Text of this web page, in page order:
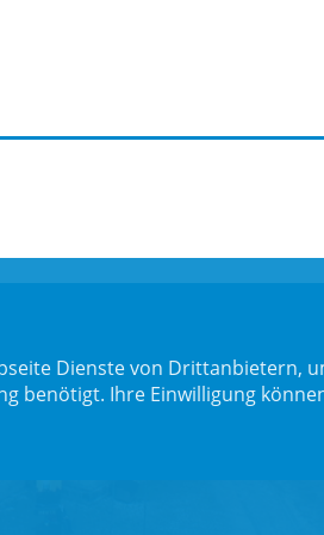
Dienste von Drittanbietern,
benötigt. Ihre Einwilligung